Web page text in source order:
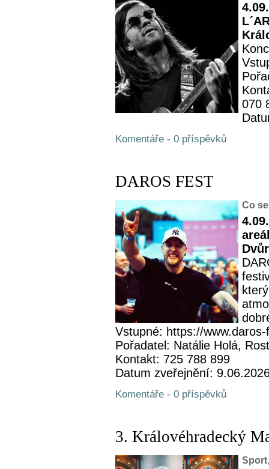
070
Komentáře - 0 příspěvků
DAROS FEST
Co
Vstupné: https://
Pořadatel: Natálie Holá,
Kontakt: 725 788 899
Datum zveřejnění:
Komentáře - 0 příspěvků
3. Královéhradecký
Sport